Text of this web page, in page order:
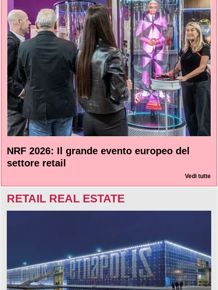
NRF 2026: Il grande evento europeo del
settore retail
Vedi tutte
RETAIL REAL ESTATE